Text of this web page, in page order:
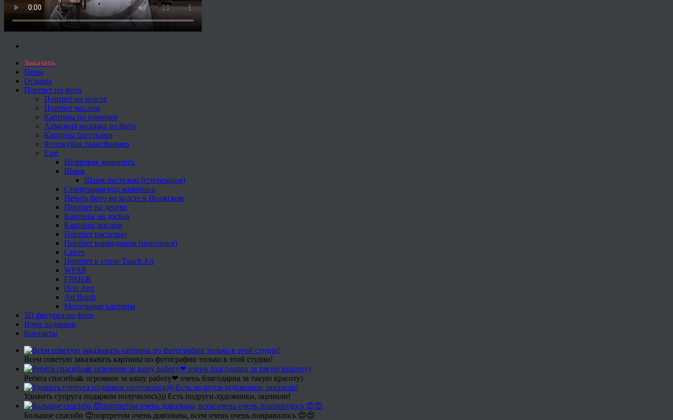
Заказать
Цены
Отзывы
Портрет по фото
Портрет на холсте
Портрет маслом
Картины по номерам
Алмазная мозаика по фото
Картины блестками
Фотокубик трансформер
Еще
Цифровая живопись
Шарж
Шарж пастелью (стилизация)
Стилизация под живопись
Печать фото на холсте в Волжском
Портрет на дереве
Картины на досках
Картины маслом
Портрет пастелью
Портрет карандашом (имитация)
Скетч
Портрет в стиле Touch Art
WPAP
ГРАНЖ
Поп Арт
Art Brush
Модульные картины
3D фигурка по фото
Идеи подарков
Контакты
Всем советую заказывать картины по фотографии только в этой студии!
Ребята спасибо🙏 огромное за вашу работу❤ очень благодарна за такую красоту)
Удивить супруга подарком получилось))) Есть подруги-художники, оценили!
Большое спасибо 😍портретом очень довольны, всем очень очень понравилось 😍😍